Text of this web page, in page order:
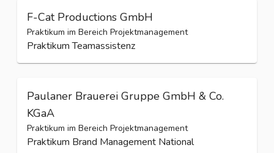
F-Cat Productions GmbH
Praktikum im Bereich Projektmanagement
Praktikum Teamassistenz
Paulaner Brauerei Gruppe GmbH & Co.
KGaA
Praktikum im Bereich Projektmanagement
Praktikum Brand Management National